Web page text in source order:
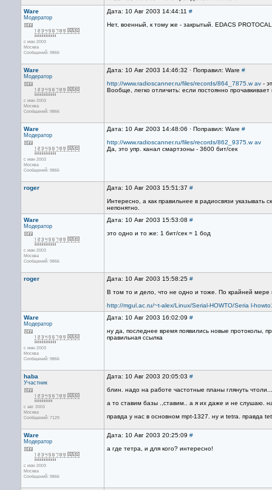
Ware
Модератор
с июн 2003
Москва
Сообщений: 9866
Дата: 10 Авг 2003 14:44:11 #
Нет, военный, к тому же - закрытый. EDACS
Ware
Модератор
с июн 2003
Москва
Сообщений: 9866
Дата: 10 Авг 2003 14:46:32 · Поправил: Ware #
http://www.radioscanner.ru/files/records/864_7875.w av -
Вообще, легко отличить: если постоянно
Ware
Модератор
с июн 2003
Москва
Сообщений: 9866
Дата: 10 Авг 2003 14:48:06 · Поправил: Ware #
http://www.radioscanner.ru/files/records/862_9375.w av
Да, это упр. канал смартзоны - 3600 бит/сек
roger Дата: 10 Авг 2003 15:51:37 #
Интересно, а как правильнее в радиосвязи указывать
непонятно.
Ware
Модератор
с июн 2003
Москва
Сообщений: 9866
Дата: 10 Авг 2003 15:53:08 #
это одно и то же: 1 бит/сек = 1 бод
roger Дата: 10 Авг 2003 15:58:25 #
В том то и дело, что не одно и тоже. По крайней
http://mgul.ac.ru/~t-alex/Linux/Serial-HOWTO/Seria l-
Ware
Модератор
с июн 2003
Москва
Сообщений: 9866
Дата: 10 Авг 2003 16:02:09 #
ну да, последнее время появились новые протоколы,
правильная ссылка
haba
Участник
с авг 2003
Москва
Сообщений: 7129
Дата: 10 Авг 2003 20:05:03 #
блин. надо на работе частотные планы глянуть
а то ставим базы .,ставим.. а я их даже и не слушаю.
правда у нас в основном mpt-1327. ну и tetra. правда
Ware
Модератор
с июн 2003
Москва
Сообщений: 9866
Дата: 10 Авг 2003 20:25:09 #
а где тетра, и для кого? интересно!